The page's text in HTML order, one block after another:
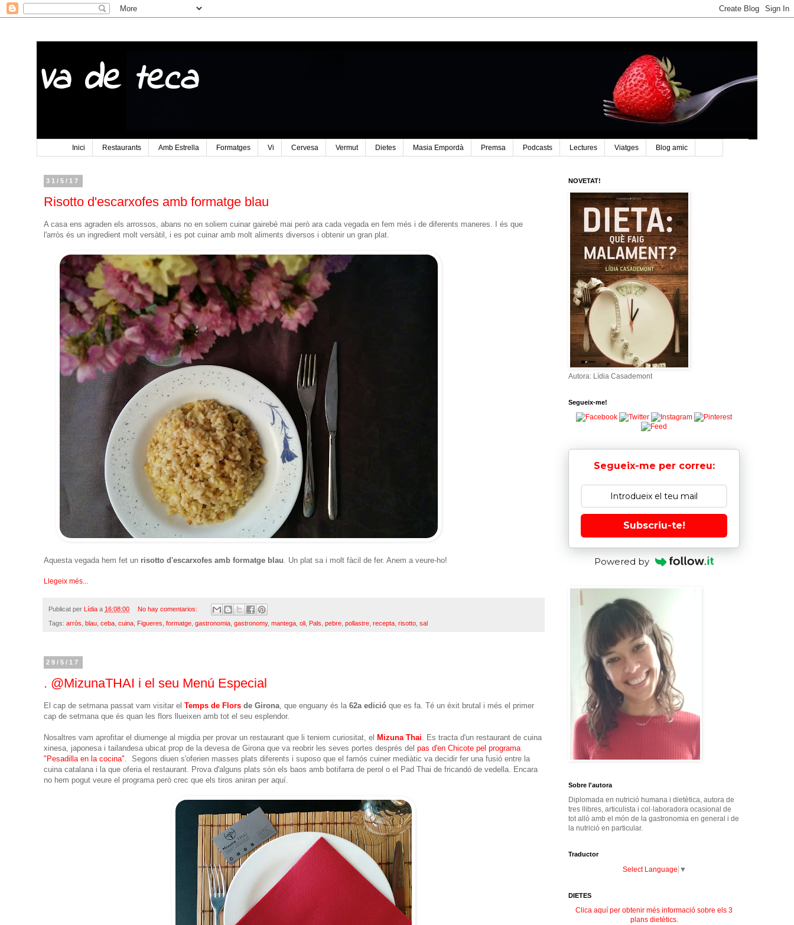
Va de teca
Inici Restaurants Amb Estrella Formatges Vi Cervesa Vermut Dietes Masia Empordà Premsa Podcasts Lectures Viatges Blog amic
31/5/17
Risotto d'escarxofes amb formatge blau
A casa ens agraden els arrossos, abans no en soliem cuinar gairebé mai però ara cada vegada en fem més i de diferents maneres. I és que
l'arròs és un ingredient molt versàtil, i es pot cuinar amb molt aliments diversos i obtenir un gran plat.
Aquesta vegada hem fet un risotto d'escarxofes amb formatge blau. Un plat sa i molt fàcil de fer. Anem a veure-ho!
Llegeix més...
Publicat per Lídia a 16:08:00 No hay comentarios:
Tags: arròs, blau, ceba, cuina, Figueres, formatge, gastronomia, gastronomy, mantega, oli, Pals, pebre, pollastre, recepta, risotto, sal
29/5/17
. @MizunaTHAI i el seu Menú Especial
El cap de setmana passat vam visitar el Temps de Flors de Girona, que enguany és la 62a edició que es fa. Té un èxit brutal i més el primer
cap de setmana que és quan les flors llueixen amb tot el seu esplendor.
Nosaltres vam aprofitar el diumenge al migdia per provar un restaurant que li teniem curiositat, el Mizuna Thai. Es tracta d'un restaurant de cuina
xinesa, japonesa i tailandesa ubicat prop de la devesa de Girona que va reobrir les seves portes després del pas d'en Chicote pel programa
"Pesadilla en la cocina". Segons diuen s'oferien masses plats diferents i suposo que el famós cuiner mediàtic va decidir fer una fusió entre la
cuina catalana i la que oferia el restaurant. Prova d'alguns plats són els baos amb botifarra de perol o el Pad Thai de fricandó de vedella. Encara
no hem pogut veure el programa però crec que els tiros aniran per aquí.
NOVETAT!
Autora: Lídia Casademont
Segueix-me!
Segueix-me per correu:
Subscriu-te!
Powered by
Sobre l'autora
Diplomada en nutrició humana i dietètica, autora de
tres llibres, articulista i col·laboradora ocasional de
tot allò amb el món de la gastronomia en general i de
la nutrició en particular.
Traductor
Select Language ▼
DIETES
Clica aquí per obtenir més informació sobre els 3
plans dietètics.